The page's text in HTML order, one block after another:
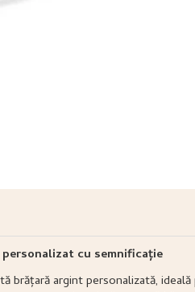
cu semnificație
argint personalizată,